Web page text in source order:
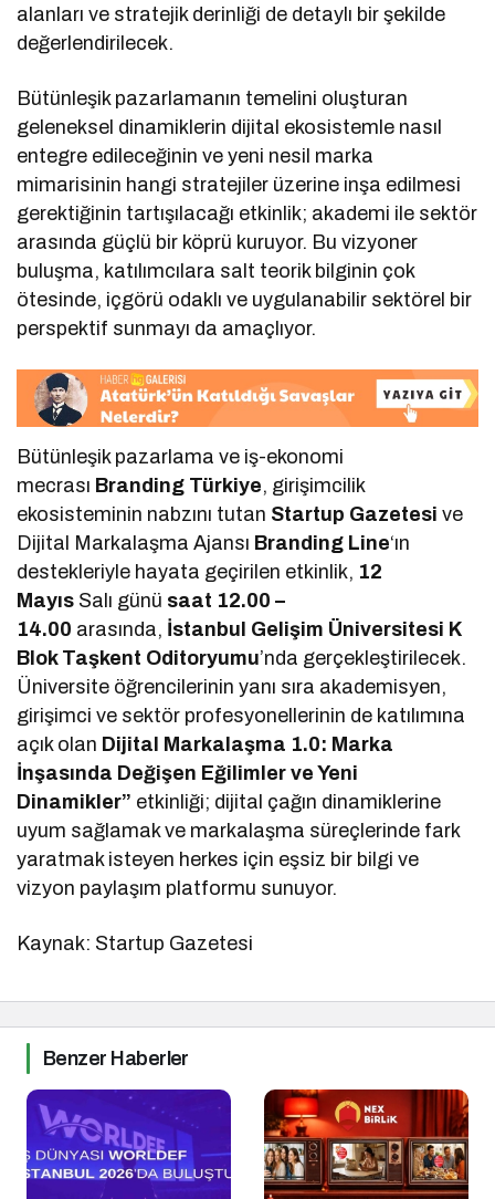
alanları ve stratejik derinliği de detaylı bir şekilde
değerlendirilecek.
Bütünleşik pazarlamanın temelini oluşturan
geleneksel dinamiklerin dijital ekosistemle nasıl
entegre edileceğinin ve yeni nesil marka
mimarisinin hangi stratejiler üzerine inşa edilmesi
gerektiğinin tartışılacağı etkinlik; akademi ile sektör
arasında güçlü bir köprü kuruyor. Bu vizyoner
buluşma, katılımcılara salt teorik bilginin çok
ötesinde, içgörü odaklı ve uygulanabilir sektörel bir
perspektif sunmayı da amaçlıyor.
Bütünleşik pazarlama ve iş-ekonomi
mecrası Branding Türkiye, girişimcilik
ekosisteminin nabzını tutan Startup Gazetesi ve
Dijital Markalaşma Ajansı Branding Line‘ın
destekleriyle hayata geçirilen etkinlik, 12
Mayıs Salı günü saat 12.00 –
14.00 arasında, İstanbul Gelişim Üniversitesi K
Blok Taşkent Oditoryumu’nda gerçekleştirilecek.
Üniversite öğrencilerinin yanı sıra akademisyen,
girişimci ve sektör profesyonellerinin de katılımına
açık olan Dijital Markalaşma 1.0: Marka
İnşasında Değişen Eğilimler ve Yeni
Dinamikler” etkinliği; dijital çağın dinamiklerine
uyum sağlamak ve markalaşma süreçlerinde fark
yaratmak isteyen herkes için eşsiz bir bilgi ve
vizyon paylaşım platformu sunuyor.
Kaynak: Startup Gazetesi
Benzer Haberler